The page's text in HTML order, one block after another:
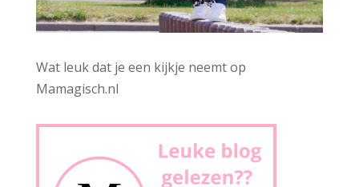
Wat leuk dat je een kijkje neemt op
Mamagisch.nl